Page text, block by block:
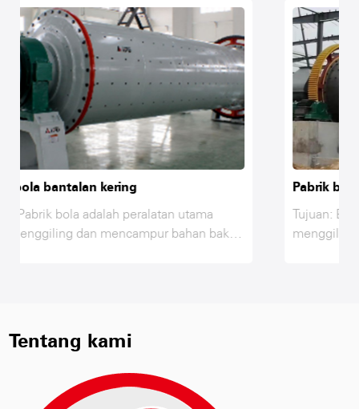
baku
mill
Pabrik bola bantalan basah
Tujuan: Ball Mill adalah peralatan utama untuk
menggiling dan mencampur bahan baku di lini
oleh karena itu, ball mill adalah peralatan
penghancuran.
Tentang kami